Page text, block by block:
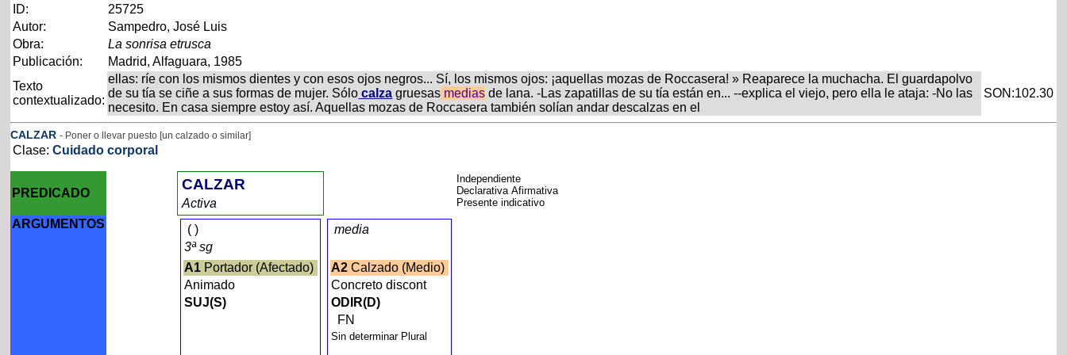
ID:
25725
Autor:
Sampedro, José Luis
Obra:
La sonrisa etrusca
Publicación:
Madrid, Alfaguara, 1985
Texto
contextualizado:
ellas: ríe con los mismos dientes y con esos ojos negros... Sí, los mismos ojos: ¡aquellas mozas de Roccasera! » Reaparece la muchacha. El guardapolvo
de su tía se ciñe a sus formas de mujer. Sólo calza gruesas medias de lana. -Las zapatillas de su tía están en... --explica el viejo, pero ella le ataja: -No las
necesito. En casa siempre estoy así. Aquellas mozas de Roccasera también solían andar descalzas en el
SON:102.30
CALZAR - Poner o llevar puesto [un calzado o similar]
Clase:Cuidado corporal
PREDICADO
CALZAR
Activa
Independiente
Declarativa Afirmativa
Presente indicativo
ARGUMENTOS ( )
3ª sg
A1 Portador (Afectado)
Animado
SUJ(S)
media
A2 Calzado (Medio)
Concreto discont
ODIR(D)
FN
Sin determinar Plural